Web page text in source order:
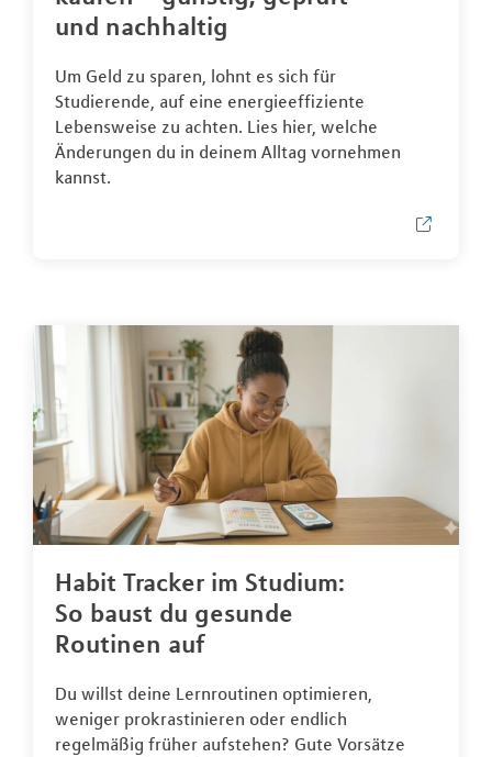
und nachhaltig
Um Geld zu sparen, lohnt es sich für
Studierende, auf eine energieeffiziente
Lebensweise zu achten. Lies hier, welche
Änderungen du in deinem Alltag vornehmen
kannst.
Habit Tracker im Studium:
So baust du gesunde
Routinen auf
Du willst deine Lernroutinen optimieren,
weniger prokrastinieren oder endlich
regelmäßig früher aufstehen? Gute Vorsätze